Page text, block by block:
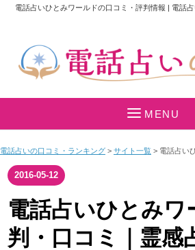
電話占いひとみワールドの口コミ・評判情報 | 電話占
MENU
電話占いの口コミ・ランキング > サイト一覧 > 電話占い
2016-05-12
電話占いひとみワ
判・口コミ｜霊感